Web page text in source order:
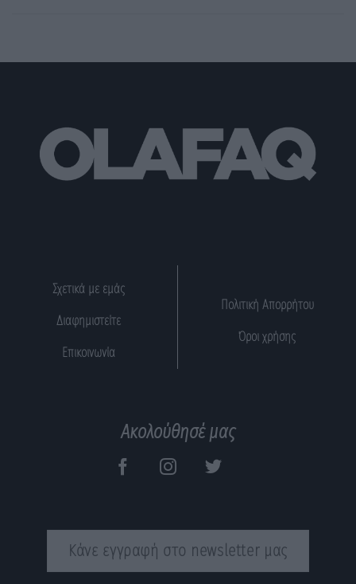
Σχετικά με εμάς
Διαφημιστείτε
Επικοινωνία
Πολιτική Απορρήτου
Όροι χρήσης
Ακολούθησέ μας
Κάνε εγγραφή στο newsletter μας